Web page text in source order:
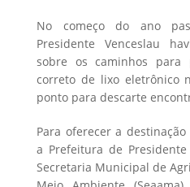
No começo do ano
Presidente Venceslau
sobre os caminhos para
correto de lixo eletrônico
ponto para descarte
Para oferecer a
a Prefeitura de
Secretaria Municipal de